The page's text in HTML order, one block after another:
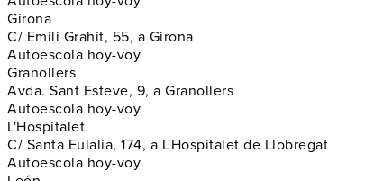
Girona
C/ Emili Grahit, 55, a Girona
Autoescola hoy-voy
Granollers
Avda. Sant Esteve, 9, a Granollers
Autoescola hoy-voy
L'Hospitalet
C/ Santa Eulalia, 174, a L'Hospitalet de Llobregat
Autoescola hoy-voy